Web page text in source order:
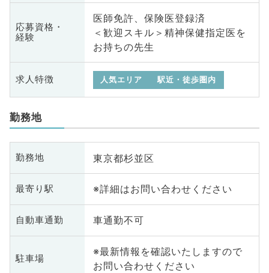
応募資格・
経験
医師免許、保険医登録済
＜歓迎スキル＞精神保健指定医を
お持ちの先生
求人特徴 人気エリア 駅近・徒歩圏内
勤務地
勤務地 東京都杉並区
最寄り駅 ※詳細はお問い合わせください
自動車通勤 車通勤不可
駐車場
※最新情報を確認いたしますので
お問い合わせください